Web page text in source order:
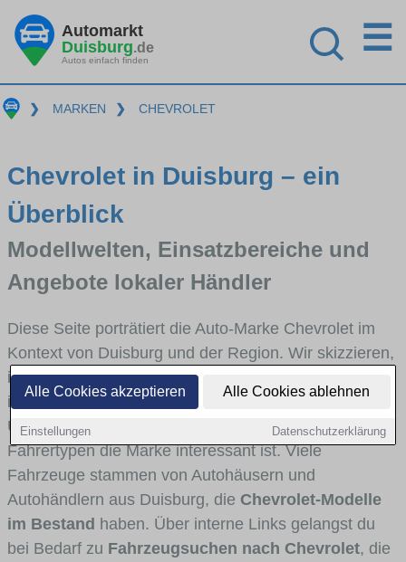
Alle Cookies akzeptieren Alle Cookies ablehnen
Einstellungen Datenschutzerklärung
Automarkt
Duisburg.de
Autos einfach finden
☰
❯ MARKEN ❯ CHEVROLET
Chevrolet in Duisburg – ein
Überblick
Modellwelten, Einsatzbereiche und
Angebote lokaler Händler
Diese Seite porträtiert die Auto-Marke Chevrolet im
Kontext von Duisburg und der Region. Wir skizzieren,
in welchen Fahrzeugklassen Chevrolet stark vertreten
ist, welche Modellreihen häufig im Stadt- und
Umlandverkehr zu sehen sind und für welche
Fahrertypen die Marke interessant ist. Viele
Fahrzeuge stammen von Autohäusern und
Autohändlern aus Duisburg, die Chevrolet-Modelle
im Bestand haben. Über interne Links gelangst du
bei Bedarf zu Fahrzeugsuchen nach Chevrolet, die